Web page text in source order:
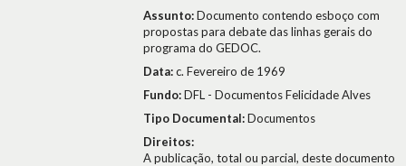
Assunto:Documento contendo esboço com
propostas para debate das linhas gerais do
programa do GEDOC.
Data:c. Fevereiro de 1969
Fundo:DFL - Documentos Felicidade Alves
Tipo Documental:Documentos
Direitos:
A publicação, total ou parcial, deste documento